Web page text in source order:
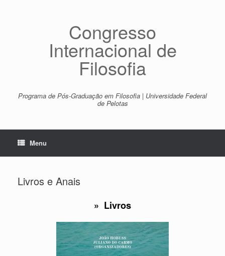
Congresso
Internacional de
Filosofia
Programa de Pós-Graduação em Filosofia | Universidade Federal
de Pelotas
Menu
Livros e Anais
» Livros